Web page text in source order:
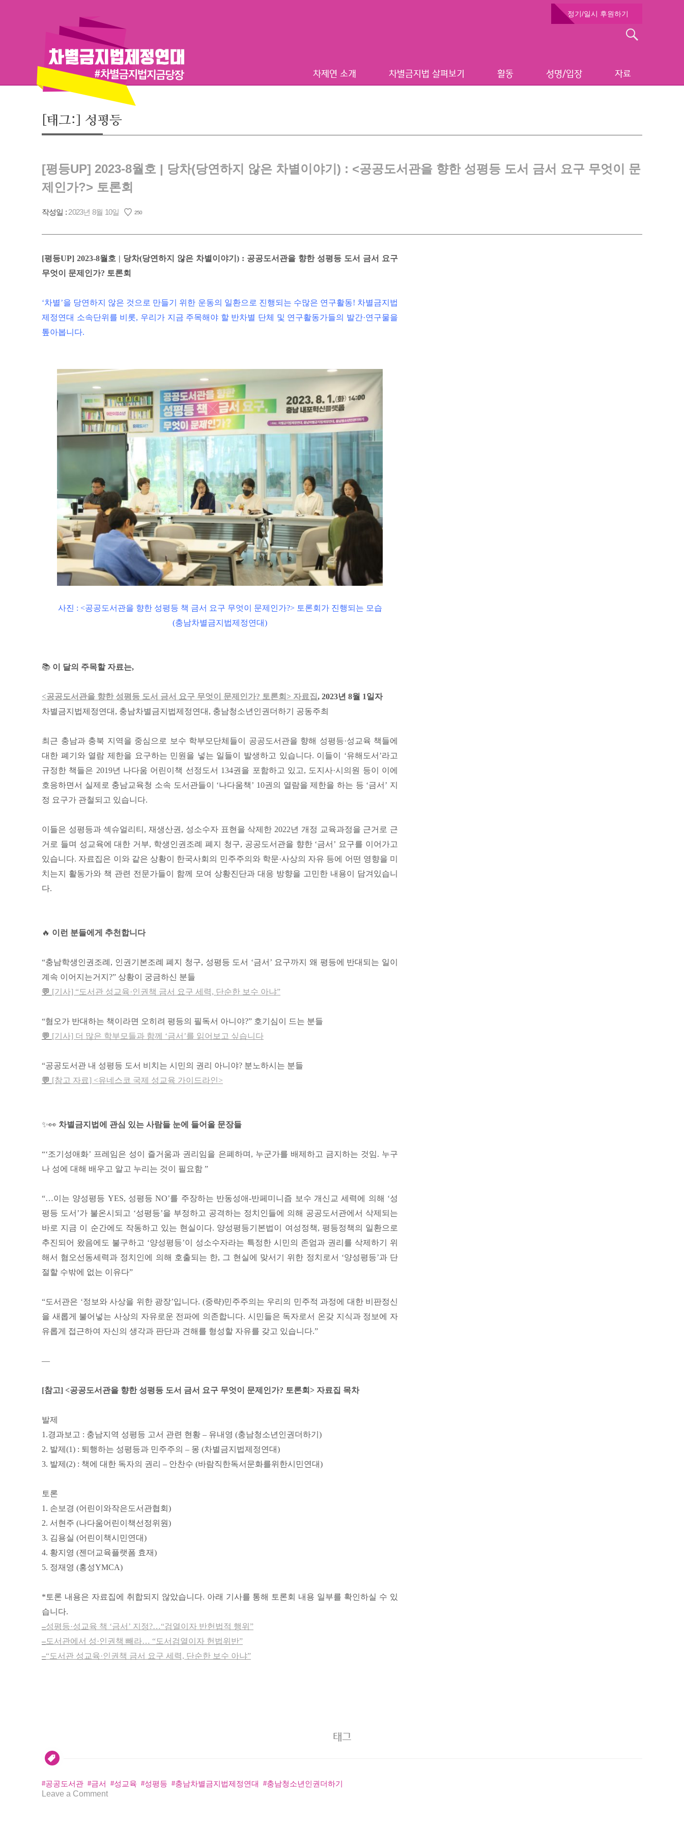
정기/일시 후원하기
차제연 소개 차별금지법 살펴보기 활동 성명/입장 자료
[태그:] 성평등
[평등UP] 2023-8월호 | 당차(당연하지 않은 차별이야기) : <공공도서관을 향한 성평등 도서 금서 요구 무엇이 문
제인가?> 토론회
작성일 : 2023년 8월 10일 250
[평등UP] 2023-8월호 | 당차(당연하지 않은 차별이야기) : 공공도서관을 향한 성평등 도서 금서 요구
무엇이 문제인가? 토론회
‘차별’을 당연하지 않은 것으로 만들기 위한 운동의 일환으로 진행되는 수많은 연구활동! 차별금지법
제정연대 소속단위를 비롯, 우리가 지금 주목해야 할 반차별 단체 및 연구활동가들의 발간·연구물을
톺아봅니다.
사진 : <공공도서관을 향한 성평등 책 금서 요구 무엇이 문제인가?> 토론회가 진행되는 모습
(충남차별금지법제정연대)
📚 이 달의 주목할 자료는,
<공공도서관을 향한 성평등 도서 금서 요구 무엇이 문제인가? 토론회> 자료집, 2023년 8월 1일자
차별금지법제정연대, 충남차별금지법제정연대, 충남청소년인권더하기 공동주최
최근 충남과 충북 지역을 중심으로 보수 학부모단체들이 공공도서관을 향해 성평등·성교육 책들에
대한 폐기와 열람 제한을 요구하는 민원을 넣는 일들이 발생하고 있습니다. 이들이 ‘유해도서’라고
규정한 책들은 2019년 나다움 어린이책 선정도서 134권을 포함하고 있고, 도지사·시의원 등이 이에
호응하면서 실제로 충남교육청 소속 도서관들이 ‘나다움책’ 10권의 열람을 제한을 하는 등 ‘금서’ 지
정 요구가 관철되고 있습니다.
이들은 성평등과 섹슈얼리티, 재생산권, 성소수자 표현을 삭제한 2022년 개정 교육과정을 근거로 근
거로 들며 성교육에 대한 거부, 학생인권조례 폐지 청구, 공공도서관을 향한 ‘금서’ 요구를 이어가고
있습니다. 자료집은 이와 같은 상황이 한국사회의 민주주의와 학문·사상의 자유 등에 어떤 영향을 미
치는지 활동가와 책 관련 전문가들이 함께 모여 상황진단과 대응 방향을 고민한 내용이 담겨있습니
다.
🔥 이런 분들에게 추천합니다
“충남학생인권조례, 인권기본조례 폐지 청구, 성평등 도서 ‘금서’ 요구까지 왜 평등에 반대되는 일이
계속 이어지는거지?” 상황이 궁금하신 분들
💬 [기사] “도서관 성교육·인권책 금서 요구 세력, 단순한 보수 아냐”
“혐오가 반대하는 책이라면 오히려 평등의 필독서 아니야?” 호기심이 드는 분들
💬 [기사] 더 많은 학부모들과 함께 ‘금서’를 읽어보고 싶습니다
“공공도서관 내 성평등 도서 비치는 시민의 권리 아니야? 분노하시는 분들
💬 [참고 자료] <유네스코 국제 성교육 가이드라인>
✨👀 차별금지법에 관심 있는 사람들 눈에 들어올 문장들
“‘조기성애화’ 프레임은 성이 즐거움과 권리임을 은폐하며, 누군가를 배제하고 금지하는 것임. 누구
나 성에 대해 배우고 알고 누리는 것이 필요함 ”
“…이는 양성평등 YES, 성평등 NO’를 주장하는 반동성애-반페미니즘 보수 개신교 세력에 의해 ‘성
평등 도서’가 불온시되고 ‘성평등’을 부정하고 공격하는 정치인들에 의해 공공도서관에서 삭제되는
바로 지금 이 순간에도 작동하고 있는 현실이다. 양성평등기본법이 여성정책, 평등정책의 일환으로
추진되어 왔음에도 불구하고 ‘양성평등’이 성소수자라는 특정한 시민의 존엄과 권리를 삭제하기 위
해서 혐오선동세력과 정치인에 의해 호출되는 한, 그 현실에 맞서기 위한 정치로서 ‘양성평등’과 단
절할 수밖에 없는 이유다”
“도서관은 ‘정보와 사상을 위한 광장’입니다. (중략)민주주의는 우리의 민주적 과정에 대한 비판정신
을 새롭게 불어넣는 사상의 자유로운 전파에 의존합니다. 시민들은 독자로서 온갖 지식과 정보에 자
유롭게 접근하여 자신의 생각과 판단과 견해를 형성할 자유를 갖고 있습니다.”
—
[참고] <공공도서관을 향한 성평등 도서 금서 요구 무엇이 문제인가? 토론회> 자료집 목차
발제
1.경과보고 : 충남지역 성평등 고서 관련 현황 – 유내영 (충남청소년인권더하기)
2. 발제(1) : 퇴행하는 성평등과 민주주의 – 몽 (차별금지법제정연대)
3. 발제(2) : 책에 대한 독자의 권리 – 안찬수 (바람직한독서문화를위한시민연대)
토론
1. 손보경 (어린이와작은도서관협회)
2. 서현주 (나다움어린이책선정위원)
3. 김용실 (어린이책시민연대)
4. 황지영 (젠더교육플랫폼 효재)
5. 정재영 (홍성YMCA)
*토론 내용은 자료집에 취합되지 않았습니다. 아래 기사를 통해 토론회 내용 일부를 확인하실 수 있
습니다.
–성평등·성교육 책 ‘금서’ 지정?…“검열이자 반헌법적 행위”
–도서관에서 성·인권책 빼라… “도서검열이자 헌법위반”
–“도서관 성교육·인권책 금서 요구 세력, 단순한 보수 아냐”
태그
공공도서관 금서 성교육 성평등 충남차별금지법제정연대 충남청소년인권더하기
Leave a Commenton